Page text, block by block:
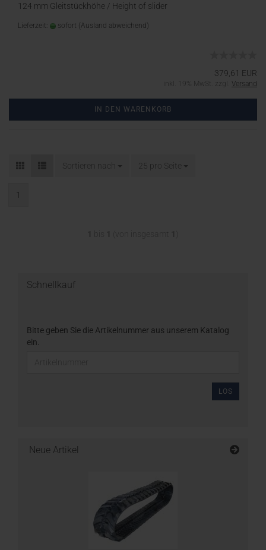
124 mm Gleitstückhöhe / Height of slider
Lieferzeit: sofort (Ausland abweichend)
379,61 EUR
inkl. 19% MwSt. zzgl. Versand
IN DEN WARENKORB
Sortieren nach 25 pro Seite
1
Schnellkauf
Bitte geben Sie die Artikelnummer aus unserem Katalog
ein.
LOS
Neue Artikel